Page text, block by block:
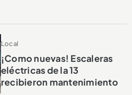
Local
¡Como nuevas! Escaleras
eléctricas de la 13
recibieron mantenimiento